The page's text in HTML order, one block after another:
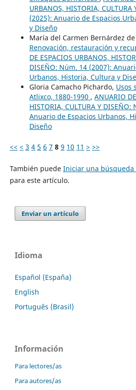
URBANOS, HISTORIA,
(2025): Anuario de Espacios
y Diseño
María del Carmen Bernárdez
Renovación, restauración y
DE ESPACIOS URBANOS,
DISEÑO: Núm. 14 (2007):
Urbanos, Historia, Cultura y
Gloria Camacho Pichardo, Usos
Atlixco, 1880-1990 , ANUARIO
HISTORIA, CULTURA Y
Anuario de Espacios Urbanos,
Diseño
<< < 3 4 5 6 7 8 9 10 11 > >>
También puede Iniciar una
para este artículo.
Enviar un artículo
Idioma
Español (España)
English
Português (Brasil)
Información
Para lectores/as
Para autores/as